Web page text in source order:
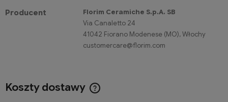
Producent
Florim Ceramiche S.p.A. SB
Via Canaletto 24
41042 Fiorano Modenese (MO), Włochy
customercare@florim.com
Koszty dostawy